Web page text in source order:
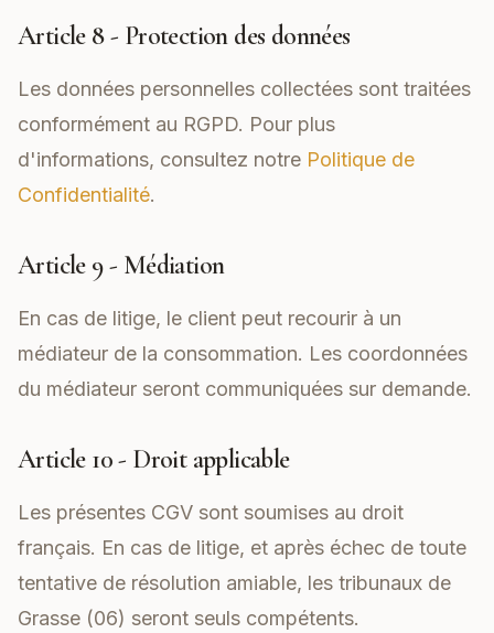
Article 8 - Protection des données
Les données personnelles collectées sont traitées
conformément au RGPD. Pour plus
d'informations, consultez notre Politique de
Confidentialité.
Article 9 - Médiation
En cas de litige, le client peut recourir à un
médiateur de la consommation. Les coordonnées
du médiateur seront communiquées sur demande.
Article 10 - Droit applicable
Les présentes CGV sont soumises au droit
français. En cas de litige, et après échec de toute
tentative de résolution amiable, les tribunaux de
Grasse (06) seront seuls compétents.